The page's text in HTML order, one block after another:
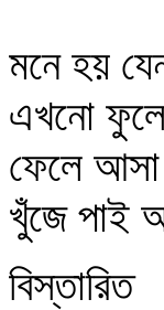
মনে হয়
এখনো
ফেলে আসা
খুঁজে পাই
বিস্তারিত